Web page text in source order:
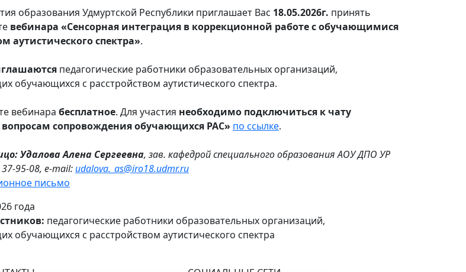
образования Удмуртской Республики приглашает Вас 18.05.2026г. принять
вебинара «Сенсорная интеграция в коррекционной работе с обучающимися
аутистического спектра».
педагогические работники образовательных организаций,
обучающихся с расстройством аутистического спектра.
вебинара бесплатное. Для участия необходимо подключиться к чату
сопровождения обучающихся РАС» по ссылке.
Удалова Алена Сергеевна, зав. кафедрой специального образования АОУ ДПО УР
95-08, e-mail:udalova._as@iro18.udmr.ru
письмо
года
педагогические работники образовательных организаций,
обучающихся с расстройством аутистического спектра